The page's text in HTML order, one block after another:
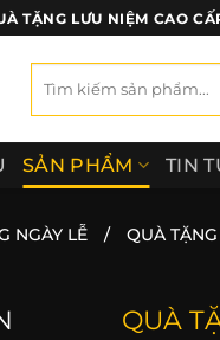
TẶNG LƯU NIỆM CAO
kiếm:
SẢN PHẨM TIN
NGÀY LỄ / QUÀ
QUÀ